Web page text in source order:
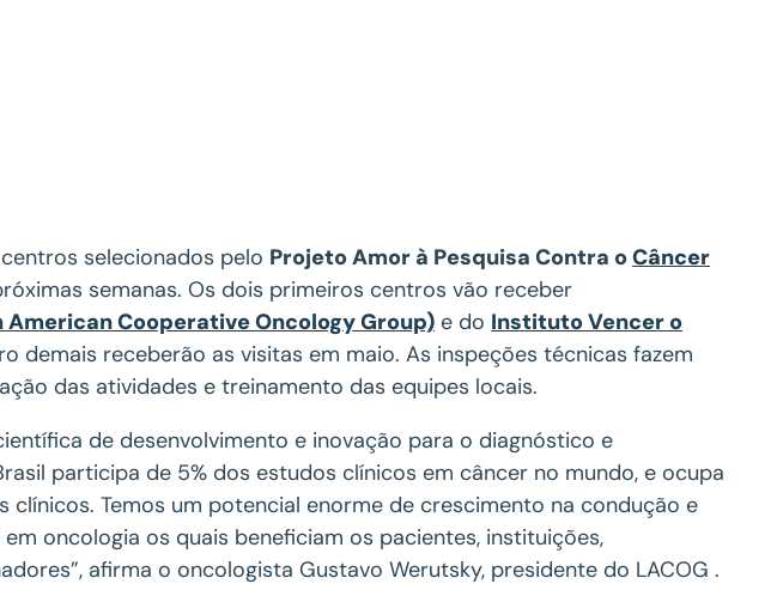
selecionados pelo Projeto Amor à Pesquisa Contra oCâncer
semanas. Os dois primeiros centros vão receber
American Cooperative Oncology Group) e do Instituto Vencer o
demais receberão as visitas em maio. As inspeções técnicas fazem
das atividades e treinamento das equipes locais.
de desenvolvimento e inovação para o diagnóstico e
participa de 5% dos estudos clínicos em câncer no mundo, e ocupa
clínicos. Temos um potencial enorme de crescimento na condução e
oncologia os quais beneficiam os pacientes, instituições,
afirma o oncologista Gustavo Werutsky, presidente do LACOG .